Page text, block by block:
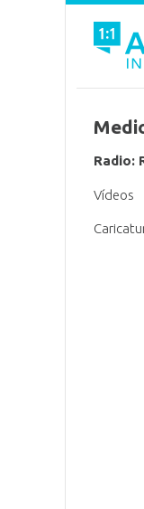
Radio:
Vídeos